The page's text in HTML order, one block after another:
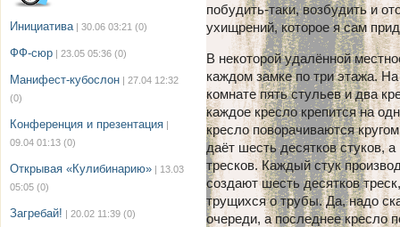
Инициатива | 30.06 03:21 (0)
ФФ-сюр | 23.05 05:36 (0)
Манифест-кубослон | 27.04 12:32
(0)
Конференция и презентация |
09.04 01:13 (0)
Открывая «Кулибинарию» | 13.03
05:05 (0)
Загребай! | 20.02 11:39 (0)
побудить-таки, возбудить и
ухищрений, которое я сам
В некоторой удалённой
каждом замке по три этажа.
комнате пять стульев и два
каждое кресло крепится на
кресло поворачиваются
даёт шесть десятков стуков,
тресков. Каждый стук
создают шесть десятков
трущихся о трубы. Да, надо
очереди, а последнее кресло